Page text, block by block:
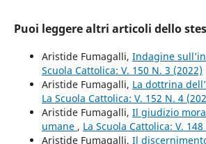
Puoi leggere altri articoli dello
Aristide Fumagalli, Indagine
Scuola Cattolica: V. 150 N. 3 (2022)
Aristide Fumagalli, La dottrina
La Scuola Cattolica: V. 152 N. 4
Aristide Fumagalli, Il giudizio
umane , La Scuola Cattolica: V.
Aristide Fumagalli, Il